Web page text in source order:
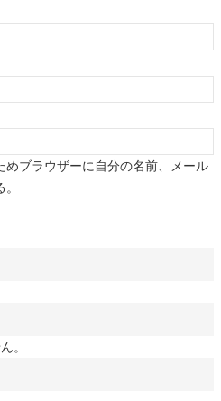
めブラウザーに自分の名前、メール
。